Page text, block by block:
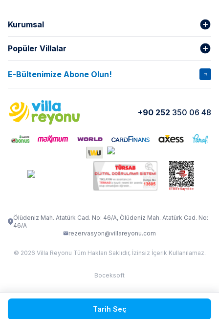
Kurumsal
Hakkımızda
İptal Şartları Banka Hesapları
Kurumsal Blog
Yorumlar Nasıl Kiralarım
Popüler Villalar
VİLLA SALKIM VİLLA SLAY 1
VİLLA OLENNA 1 VİLLA MERT
VILLA ADRIMA 1
VİLLA TİAMO VİLLA ZEYTİN DALI
VILLA ELMALI
E-Bültenimize Abone Olun!
+90 252 350 06 48
Ölüdeniz Mah. Atatürk Cad. No: 46/A, Ölüdeniz Mah. Atatürk Cad. No:
46/A
rezervasyon@villareyonu.com
© 2026 Villa Reyonu Tüm Hakları Saklıdır, İzinsiz İçerik Kullanılamaz.
Boceksoft
Fethiye Kas Kalkan 2
Tarih Seç